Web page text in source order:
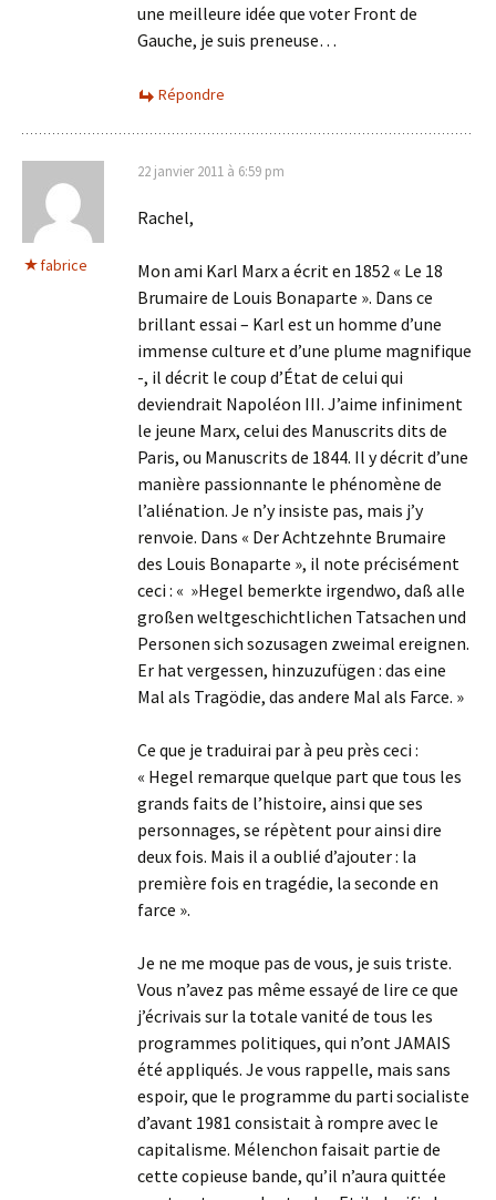
une meilleure idée que voter Front de
Gauche, je suis preneuse…
Répondre
fabrice
22 janvier 2011 à 6:59 pm
Rachel,
Mon ami Karl Marx a écrit en 1852 « Le 18
Brumaire de Louis Bonaparte ». Dans ce
brillant essai – Karl est un homme d’une
immense culture et d’une plume magnifique
-, il décrit le coup d’État de celui qui
deviendrait Napoléon III. J’aime infiniment
le jeune Marx, celui des Manuscrits dits de
Paris, ou Manuscrits de 1844. Il y décrit d’une
manière passionnante le phénomène de
l’aliénation. Je n’y insiste pas, mais j’y
renvoie. Dans « Der Achtzehnte Brumaire
des Louis Bonaparte », il note précisément
ceci : « »Hegel bemerkte irgendwo, daß alle
großen weltgeschichtlichen Tatsachen und
Personen sich sozusagen zweimal ereignen.
Er hat vergessen, hinzuzufügen : das eine
Mal als Tragödie, das andere Mal als Farce. »
Ce que je traduirai par à peu près ceci :
« Hegel remarque quelque part que tous les
grands faits de l’histoire, ainsi que ses
personnages, se répètent pour ainsi dire
deux fois. Mais il a oublié d’ajouter : la
première fois en tragédie, la seconde en
farce ».
Je ne me moque pas de vous, je suis triste.
Vous n’avez pas même essayé de lire ce que
j’écrivais sur la totale vanité de tous les
programmes politiques, qui n’ont JAMAIS
été appliqués. Je vous rappelle, mais sans
espoir, que le programme du parti socialiste
d’avant 1981 consistait à rompre avec le
capitalisme. Mélenchon faisait partie de
cette copieuse bande, qu’il n’aura quittée